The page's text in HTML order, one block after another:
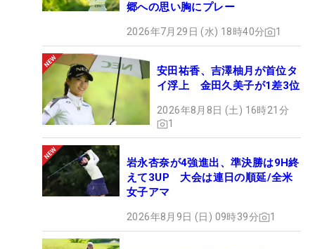
郷への思い胸にプレー
2026年7月29日 (水) 18時40分 1
安田祐香、吉澤柚月が首位タ
イ浮上 金田久美子が1差3位
2026年8月8日 (土) 16時21分
1
岩永杏奈が4強進出、準決勝は9H終
えて3UP 大会は連日の順延/全米
女子アマ
2026年8月9日 (日) 09時39分 1